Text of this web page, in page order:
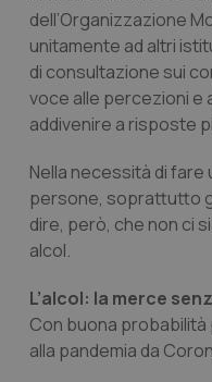
dell’Organizzazione
unitamente ad altri
di consultazione sui
voce alle percezioni e
addivenire a risposte
Nella necessità di
persone, soprattutto
dire, però, che non ci
alcol.
L’alcol: la merce
Con buona
alla pandemia da